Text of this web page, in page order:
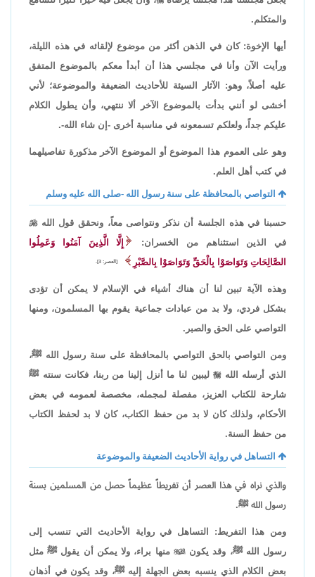
والمتكلم.
أيها الإخوة: كان في الذهن أكثر من موضوع لإلقائه في هذه الليلة،
ورأيت الآن وأنا في مجلسي هذا أن أبدأ معكم بالموضوع المتفق
عليه أصلاً، وهو: الآثار السيئة للأحاديث الضعيفة والموضوعة؛ لأني
أخشى لو أنني بدأت بالموضوع الآخر ألا ننتهي، وأن يطول الكلام
عليكم جداً، ولعلكم تسمعونه في مناسبة أخرى -إن شاء الله-.
وهو على العموم هذا الموضوع أو الموضوع الآخر مذكورة تفاصيلهما
في كتب أهل العلم.
التواصي بالمحافظة على سنة رسول الله -صلى الله عليه وسلم
حسبنا في هذه الجلسة أن نذكر ونتواصى معاً، ونحقق قول الله
في الذين استثناهم من الخسران:
إِلَّا الَّذِينَ آمَنُوا وَعَمِلُوا
الصَّالِحَاتِ وَتَوَاصَوْا بِالْحَقِّ وَتَوَاصَوْا بِالصَّبْرِ
[العصر: 3].
وهذه الآية تبين لنا أن هناك أشياء في الإسلام لا يمكن أن تؤدى
بشكل فردي، ولا بد من عبادات جماعية يقوم بها المسلمون، ومنها
التواصي على الحق والصبر.
ومن التواصي بالحق التواصي بالمحافظة على سنة رسول الله ﷺ،
الذي أرسله اللهليبين لنا ما أنزل إلينا من ربنا، فكانت سنته ﷺ
شارحة للكتاب العزيز، مفصلة لمجمله، مخصصة لعمومه في بعض
الأحكام، ولذلك كان لا بد من حفظ الكتاب، كان لا بد لحفظ الكتاب
من حفظ السنة.
التساهل في رواية الأحاديث الضعيفة والموضوعة
والذي نراه في هذا العصر أن تفريطاً عظيماً حصل من المسلمين بسنة
رسول الله ﷺ.
ومن هذا التفريط: التساهل في رواية الأحاديث التي تنسب إلى
رسول الله ﷺ، وقد يكون منها براء، ولا يمكن أن يقول ﷺ مثل
بعض الكلام الذي ينسبه بعض الجهلة إليه ﷺ، وقد يكون في أذهان